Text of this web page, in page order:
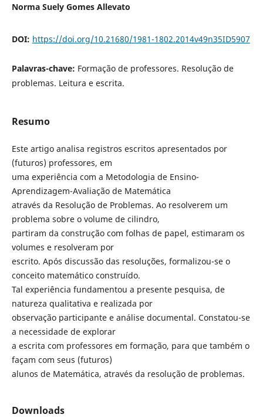
Norma Suely Gomes Allevato
DOI: https://doi.org/10.21680/1981-1802.2014v49n35ID5907
Palavras-chave: Formação de professores. Resolução de
problemas. Leitura e escrita.
Resumo
Este artigo analisa registros escritos apresentados por
(futuros) professores, em
uma experiência com a Metodologia de Ensino-
Aprendizagem-Avaliação de Matemática
através da Resolução de Problemas. Ao resolverem um
problema sobre o volume de cilindro,
partiram da construção com folhas de papel, estimaram os
volumes e resolveram por
escrito. Após discussão das resoluções, formalizou-se o
conceito matemático construído.
Tal experiência fundamentou a presente pesquisa, de
natureza qualitativa e realizada por
observação participante e análise documental. Constatou-se
a necessidade de explorar
a escrita com professores em formação, para que também o
façam com seus (futuros)
alunos de Matemática, através da resolução de problemas.
Downloads